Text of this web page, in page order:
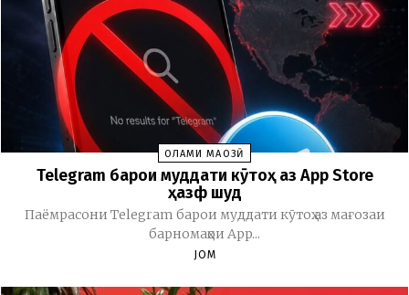
ОЛАМИ МАҶОЗӢ
Telegram барои муддати кӯтоҳ аз App Store
ҳазф шуд
Паёмрасони Telegram барои муддати кӯтоҳ аз мағозаи
барномаҳои App...
JOM